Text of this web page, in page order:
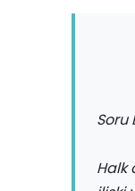
Soru
Halk